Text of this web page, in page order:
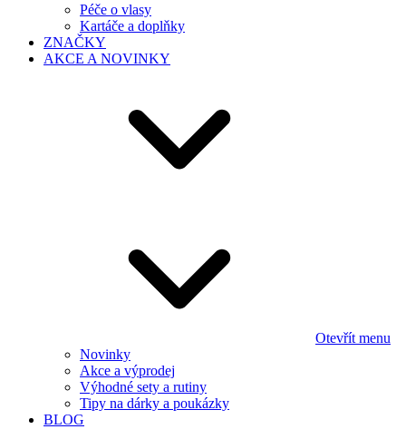
Péče o vlasy
Kartáče a doplňky
ZNAČKY
AKCE A NOVINKY
Otevřít menu
Novinky
Akce a výprodej
Výhodné sety a rutiny
Tipy na dárky a poukázky
BLOG